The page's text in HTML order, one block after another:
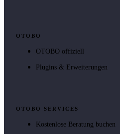
OTOBO
OTOBO offiziell
Plugins & Erweiterungen
OTOBO SERVICES
Kostenlose Beratung buchen